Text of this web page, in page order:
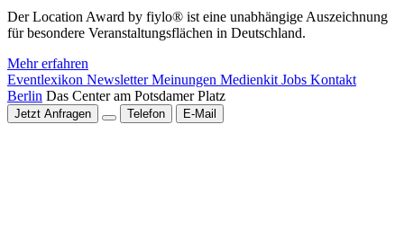
Der Location Award by fiylo® ist eine unabhängige Auszeichnung
für besondere Veranstaltungsflächen in Deutschland.
Mehr erfahren
Eventlexikon NewsletterMeinungen Medienkit Jobs Kontakt
Berlin Das Center am Potsdamer Platz
Jetzt Anfragen Telefon E-Mail